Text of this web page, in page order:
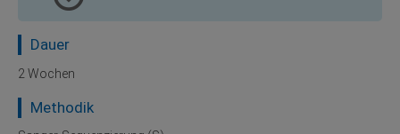
Dauer
2 Wochen
Methodik